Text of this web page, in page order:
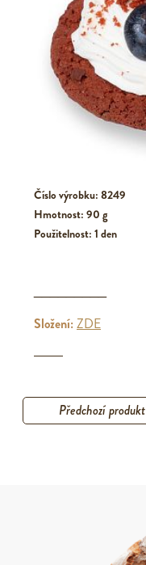
Číslo výrobku: 8249
Hmotnost: 90 g
Použitelnost: 1 den
Složení:ZDE
Předchozí produkt